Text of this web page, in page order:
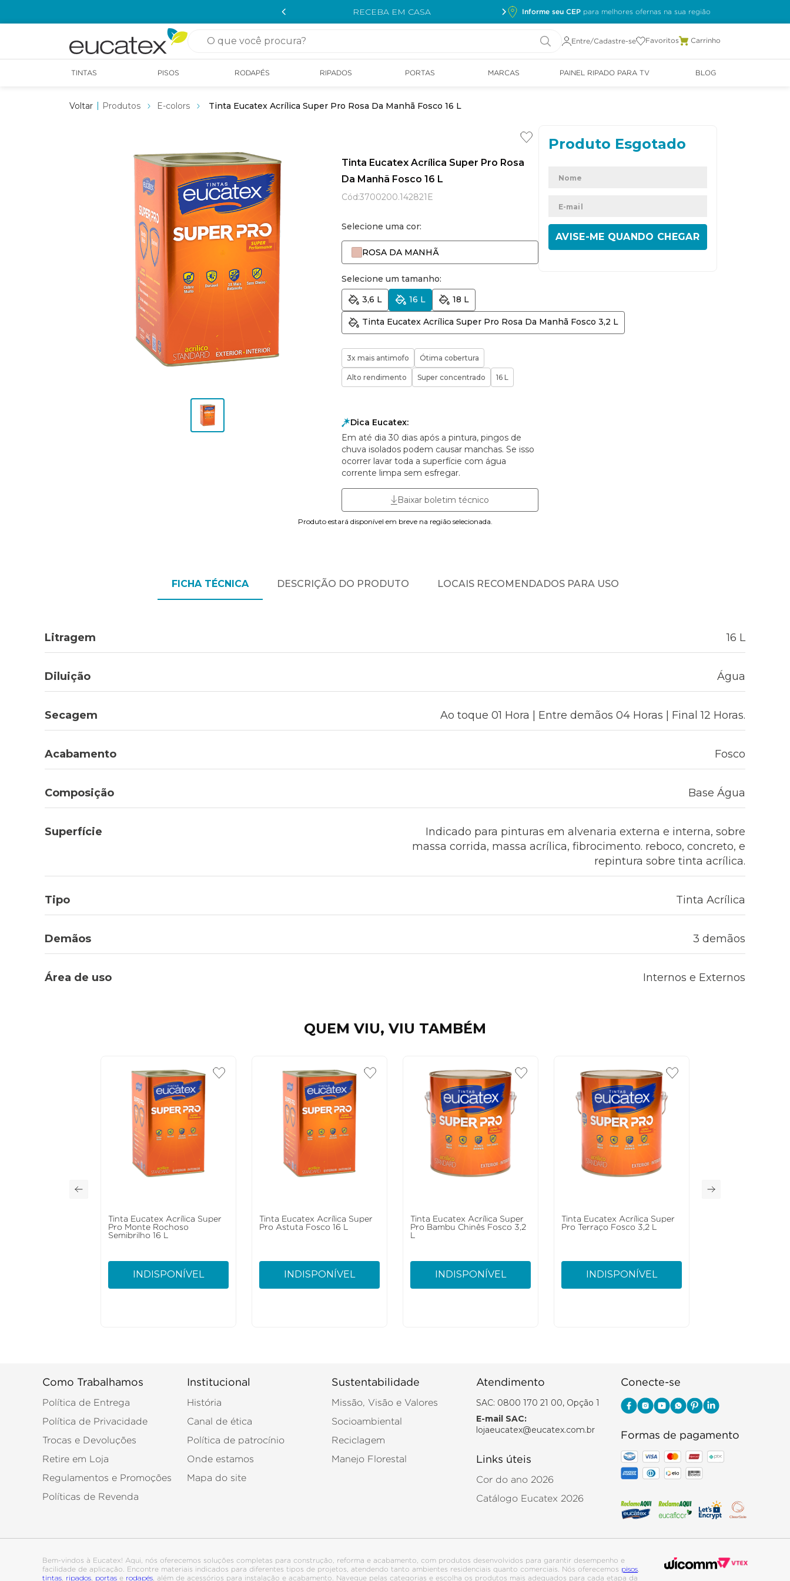
RECEBA EM CASA Informe seu CEP
O que você procura?
Entre/Cadastre-se Favoritos
TINTAS PISOS RODAPÉS RIPADOS PORTAS MARCAS PAINEL RIPADO PARA TV BLOG
Produtos E-colors Tinta Eucatex Acrílica Super Pro Rosa Da Manhã Fosco 16 L
Tinta Eucatex Acrílica Super Pro Rosa
Da Manhã Fosco 16 L
Cód:3700200.142821E
Selecione uma cor:
ROSA DA MANHÃ
Selecione um tamanho:
3,6 L
16 L 18 L
Tinta Eucatex Acrílica Super Pro Rosa Da Manhã Fosco 3,2 L
3x mais antimofo Ótima cobertura
Alto rendimento Super concentrado 16 L
Dica Eucatex:
Em até dia 30 dias após a pintura, pingos de
chuva isolados podem causar manchas. Se isso
ocorrer lavar toda a superfície com água
corrente limpa sem esfregar.
Baixar boletim técnico
ENVIAR
Produto estará disponível em breve na região selecionada.
FICHA TÉCNICA DESCRIÇÃO DO PRODUTO LOCAIS RECOMENDADOS PARA USO
Litragem 16 L
Diluição Água
Secagem Ao toque 01 Hora | Entre demãos 04 Horas | Final 12 Horas.
Acabamento Fosco
Composição Base Água
Superfície
Indicado para pinturas em alvenaria externa e interna, sobre
massa corrida, massa acrílica, fibrocimento. reboco, concreto, e
repintura sobre tinta acrílica.
Tipo Tinta Acrílica
Demãos 3 demãos
Área de uso Internos e Externos
QUEM VIU, VIU TAMBÉM
Tinta Eucatex Acrílica Super
Pro Monte Rochoso
Semibrilho 16 L
INDISPONÍVEL
Tinta Eucatex Acrílica Super
Pro Astuta Fosco 16 L
INDISPONÍVEL
Tinta Eucatex Acrílica Super
Pro Bambu Chinês Fosco 3,2
INDISPONÍVEL
Tinta Eucatex Acrílica Super
Pro Terraço Fosco 3,2 L
INDISPONÍVEL
Como Trabalhamos
Política de Entrega
Política de Privacidade
Trocas e Devoluções
Retire em Loja
Regulamentos e Promoções
Políticas de Revenda
Institucional
História
Canal de ética
Política de patrocínio
Onde estamos
Mapa do site
Sustentabilidade
Missão, Visão e Valores
Socioambiental
Reciclagem
Manejo Florestal
Atendimento
SAC: 0800 170 21 00, Opção 1
E-mail SAC:
lojaeucatex@eucatex.com.br
Links úteis
Cor do ano 2026
Catálogo Eucatex 2026
Conecte-se
Formas de pagamento
Bem-vindos à Eucatex! Aqui, nós oferecemos soluções completas para construção, reforma e acabamento, com produtos desenvolvidos para garantir desempenho e
facilidade de aplicação. Encontre materiais indicados para diferentes tipos de projetos, atendendo tanto ambientes residenciais quanto comerciais. Nós oferecemos pisos
tintas ripados portas e rodapés , além de acessórios para instalação e acabamento. Navegue pelas categorias e escolha os produtos mais adequados para cada etapa da